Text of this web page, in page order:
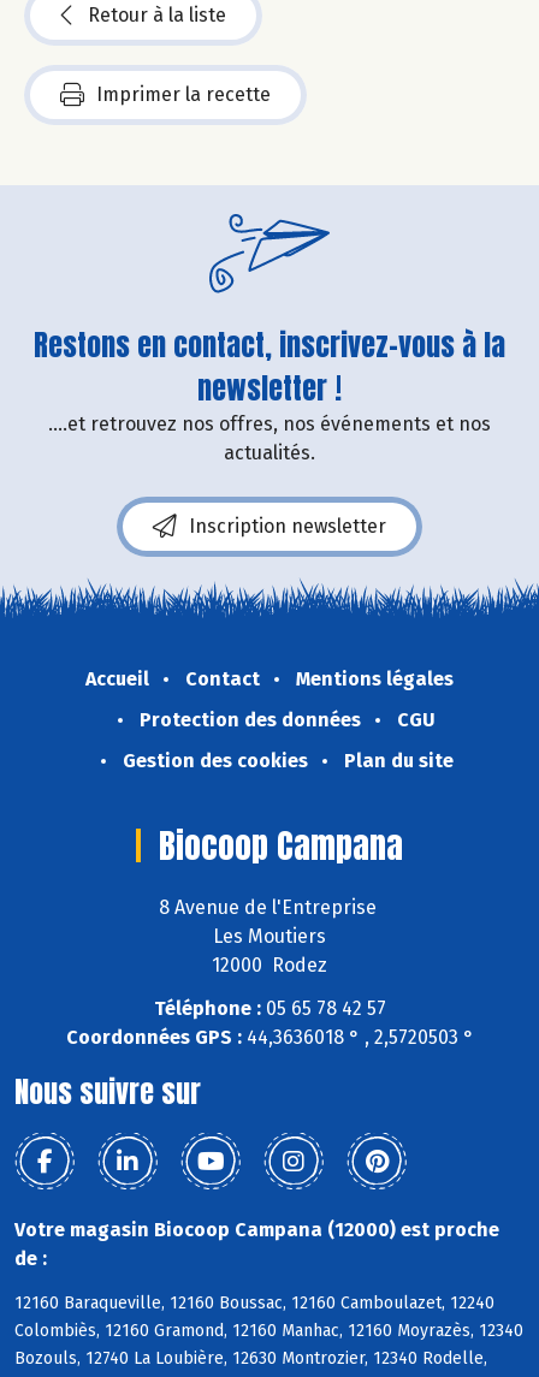
Retour à la liste
Imprimer la recette
Restons en contact, inscrivez-vous à la
newsletter !
....et retrouvez nos offres, nos événements et nos
actualités.
Inscription newsletter
Accueil Contact
Mentions légales
Protection des données
CGU
Gestion des cookies
Plan du site
Biocoop Campana
8 Avenue de l'Entreprise
Les Moutiers
12000 Rodez
Téléphone :05 65 78 42 57
Coordonnées GPS :44,3636018 ° , 2,5720503 °
Nous suivre sur
Votre magasin Biocoop Campana (12000) est proche
de :
12160 Baraqueville, 12160 Boussac, 12160 Camboulazet, 12240
Colombiès, 12160 Gramond, 12160 Manhac, 12160 Moyrazès, 12340
Bozouls, 12740 La Loubière, 12630 Montrozier, 12340 Rodelle,